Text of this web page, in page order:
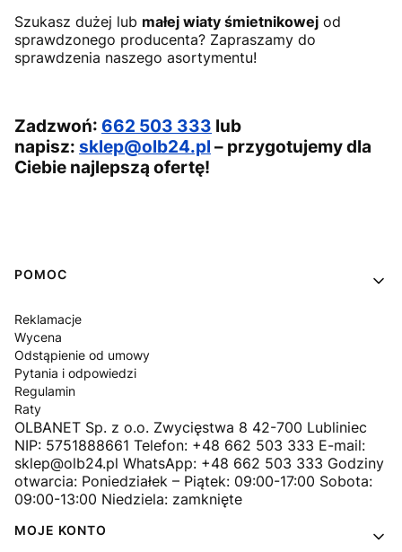
Szukasz dużej lub małej wiaty śmietnikowej od
sprawdzonego producenta? Zapraszamy do
sprawdzenia naszego asortymentu!
Zadzwoń: 662 503 333 lub
napisz: sklep@olb24.pl – przygotujemy dla
Ciebie najlepszą ofertę!
Linki w stopce
POMOC
Reklamacje
Wycena
Odstąpienie od umowy
Pytania i odpowiedzi
Regulamin
Raty
OLBANET Sp. z o.o. Zwycięstwa 8 42-700 Lubliniec
NIP: 5751888661 Telefon: +48 662 503 333 E-mail:
sklep@olb24.pl WhatsApp: +48 662 503 333 Godziny
otwarcia: Poniedziałek – Piątek: 09:00-17:00 Sobota:
09:00-13:00 Niedziela: zamknięte
MOJE KONTO